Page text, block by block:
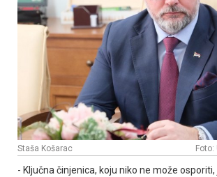
Staša Košarac
- Ključna činjenica, koju niko ne može